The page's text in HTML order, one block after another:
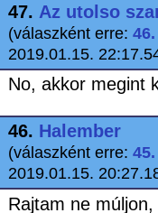
47. Az utolso
(válaszként erre:
2019.01.15.
No, akkor megint
46. Halember
(válaszként erre:
2019.01.15.
Rajtam ne